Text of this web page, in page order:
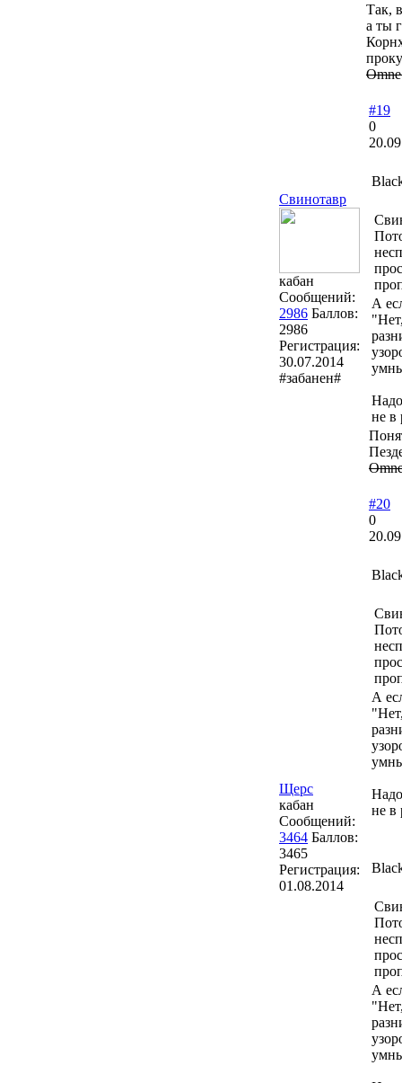
Так,
а ты
Свинотавр
кабан
Сообщений:
2986 Баллов:
2986
Регистрация:
30.07.2014
#забанен#
#19
0
А
не в
Щерс
кабан
Сообщений:
3464 Баллов:
3465
Регистрация:
01.08.2014
#20
0
А
не в
А